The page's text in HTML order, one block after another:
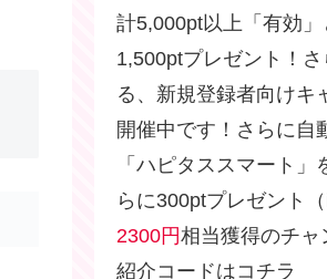
計5,000pt以上「有効」
1,500ptプレゼント！さ
る、新規登録者向けキ
開催中です！さらに自
「ハピタススマート」
らに300ptプレゼント
2300円相当獲得のチャ
紹介コードはコチラ